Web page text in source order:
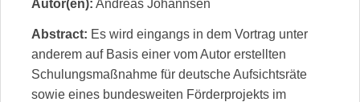
Autor(en): Andreas Johannsen
Abstract: Es wird eingangs in dem Vortrag unter
anderem auf Basis einer vom Autor erstellten
Schulungsmaßnahme für deutsche Aufsichtsräte
sowie eines bundesweiten Förderprojekts im